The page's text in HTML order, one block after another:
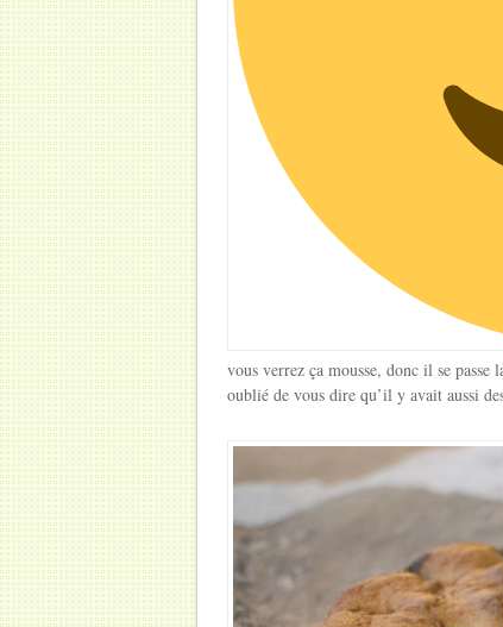
vous verrez ça mousse, donc il se
oublié de vous dire qu’il y avait aussi